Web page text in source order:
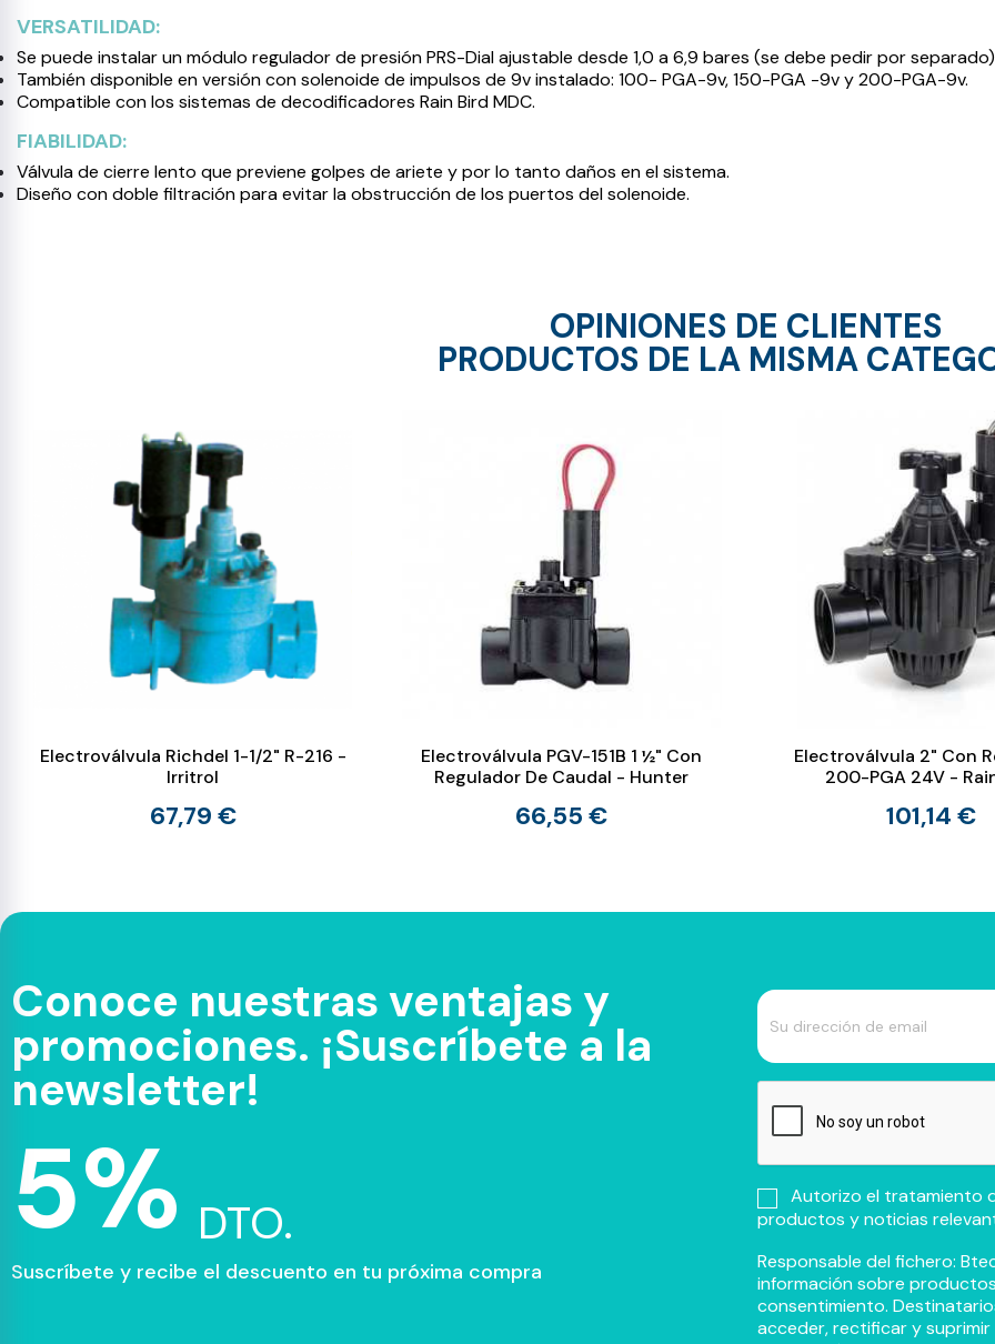
VERSATILIDAD:
Se puede instalar un módulo regulador de presión PRS-Dial ajustable desde 1,0 a 6,9 bares (se debe pedir por
También disponible en versión con solenoide de impulsos de 9v instalado: 100- PGA-9v, 150-PGA -9v y 200-PGA-9v.
Compatible con los sistemas de decodificadores Rain Bird MDC.
FIABILIDAD:
Válvula de cierre lento que previene golpes de ariete y por lo tanto daños en el sistema.
Diseño con doble filtración para evitar la obstrucción de los puertos del solenoide.
OPINIONES DE CLIENTES
PRODUCTOS DE LA MISMA
Electroválvula Richdel 1-1/2" R-216 -
Irritrol
67,79 €
Electroválvula PGV-151B 1 ½" Con
Regulador De Caudal - Hunter
66,55 €
Electroválvula 2" Con
200-PGA 24V -
101,14 €
Conoce nuestras ventajas y
promociones. ¡Suscríbete a la
newsletter!
5% DTO.
Suscríbete y recibe el descuento en tu próxima compra
Autorizo el tratamiento
productos y noticias
Responsable del fichero:
información sobre
consentimiento.
acceder, rectificar y